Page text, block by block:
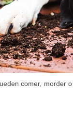
comer, morder